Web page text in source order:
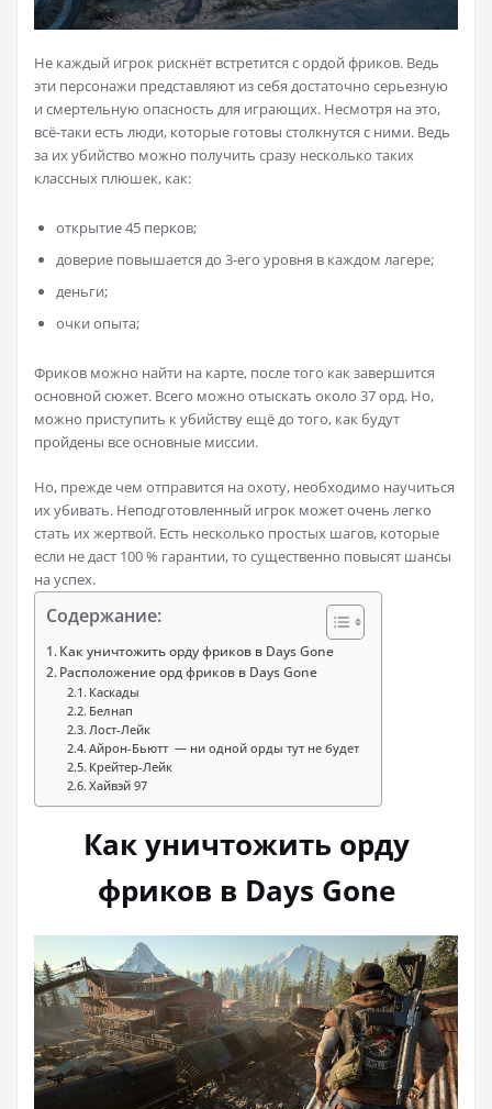
Не каждый игрок рискнёт встретится с ордой фриков. Ведь
эти персонажи представляют из себя достаточно серьезную
и смертельную опасность для играющих. Несмотря на это,
всё-таки есть люди, которые готовы столкнутся с ними. Ведь
за их убийство можно получить сразу несколько таких
классных плюшек, как:
открытие 45 перков;
доверие повышается до 3-его уровня в каждом лагере;
деньги;
очки опыта;
Фриков можно найти на карте, после того как завершится
основной сюжет. Всего можно отыскать около 37 орд. Но,
можно приступить к убийству ещё до того, как будут
пройдены все основные миссии.
Но, прежде чем отправится на охоту, необходимо научиться
их убивать. Неподготовленный игрок может очень легко
стать их жертвой. Есть несколько простых шагов, которые
если не даст 100 % гарантии, то существенно повысят шансы
на успех.
Содержание:
Как уничтожить орду фриков в Days Gone
Расположение орд фриков в Days Gone
Каскады
Белнап
Лост-Лейк
Айрон-Бьютт — ни одной орды тут не будет
Крейтер-Лейк
Хайвэй 97
Как уничтожить орду
фриков в Days Gone